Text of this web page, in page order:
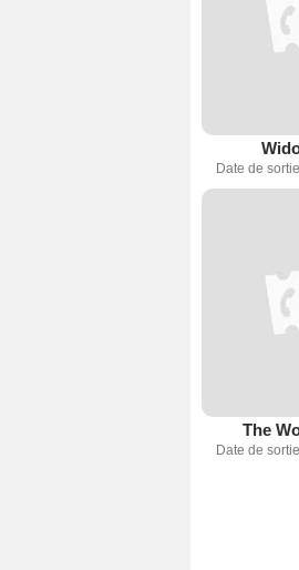
Date de
The
Date de